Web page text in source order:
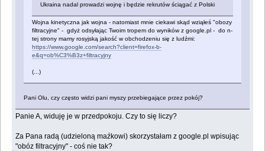
Ukraina nadal prowadzi wojnę i będzie rekrutów ściągać z Polski
Wojna kinetyczna jak wojna - natomiast mnie ciekawi skąd wziąłeś "obozy
filtracyjne" - gdyż odsyłając Twoim tropem do wyników z google.pl - do n-
tej strony mamy rosyjską jakość w obchodzeniu się z ludźmi:
https://www.google.com/search?client=firefox-b-
e&q=ob%C3%B3z+filtracyjny
(...)
Pani Olu, czy często widzi pani myszy przebiegające przez pokój?
Panie A, widuję je w przedpokoju. Czy to się liczy?
Za Pana radą (udzieloną maźkowi) skorzystałam z google.pl wpisując
"obóz filtracyjny" - coś nie tak?